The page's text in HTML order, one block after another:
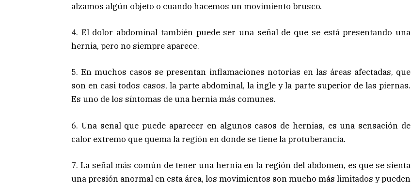
alzamos algún objeto o cuando hacemos un movimiento brusco.
4. El dolor abdominal también puede ser una señal de que se está presentando una
hernia, pero no siempre aparece.
5. En muchos casos se presentan inflamaciones notorias en las áreas afectadas, que
son en casi todos casos, la parte abdominal, la ingle y la parte superior de las piernas.
Es uno de los síntomas de una hernia más comunes.
6. Una señal que puede aparecer en algunos casos de hernias, es una sensación de
calor extremo que quema la región en donde se tiene la protuberancia.
7. La señal más común de tener una hernia en la región del abdomen, es que se sienta
una presión anormal en esta área, los movimientos son mucho más limitados y pueden